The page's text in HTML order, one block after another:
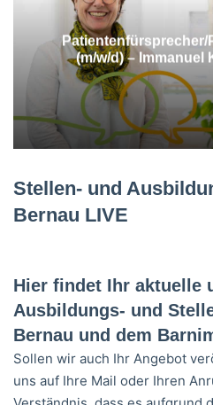
Patientenfürsprecher/
(m/w/d) – Immanuel
Stellen- und
Bernau LIVE
Hier findet Ihr aktuelle
Ausbildungs- und
Bernau und dem
Sollen wir auch Ihr Angebot
uns auf Ihre Mail oder Ihren